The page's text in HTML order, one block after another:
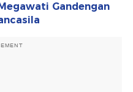
Gandengan